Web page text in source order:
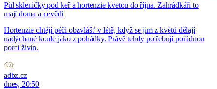
Půl skleničky pod keř a hortenzie kvetou do října. Zahrádkáři to
mají doma a nevědí
Hortenzie chtějí péči obzvlášť v létě, když se jim z květů dělají
nadýchané koule jako z pohádky. Právě tehdy potřebují pořádnou
porci živin.
adbz.cz
dnes, 20:50